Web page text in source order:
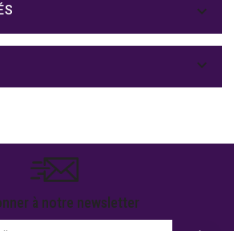


à notre newsletter